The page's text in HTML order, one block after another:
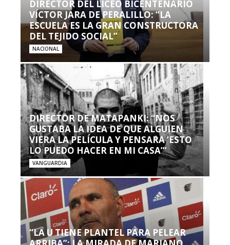
DIRECTOR DEL LICEO BICENTENARIO
VÍCTOR JARA DE PERALILLO: “LA
ESCUELA ES LA GRAN CONSTRUCTORA
DEL TEJIDO SOCIAL”
NACIONAL
DIRECTOR DE MATAPANKI: “NOS
GUSTABA LA IDEA DE QUE ALGUIEN
VIERA LA PELÍCULA Y PENSARA ‘ESTO
LO PUEDO HACER EN MI CASA’”
VANGUARDIA
“LA U TIENE PLANTEL PARA PELEAR